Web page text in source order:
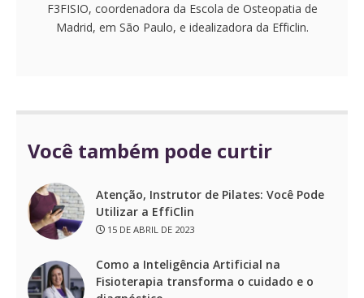
F3FISIO, coordenadora da Escola de Osteopatia de
Madrid, em São Paulo, e idealizadora da Efficlin.
Você também pode curtir
Atenção, Instrutor de Pilates: Você Pode
Utilizar a EffiClin
15 DE ABRIL DE 2023
Como a Inteligência Artificial na
Fisioterapia transforma o cuidado e o